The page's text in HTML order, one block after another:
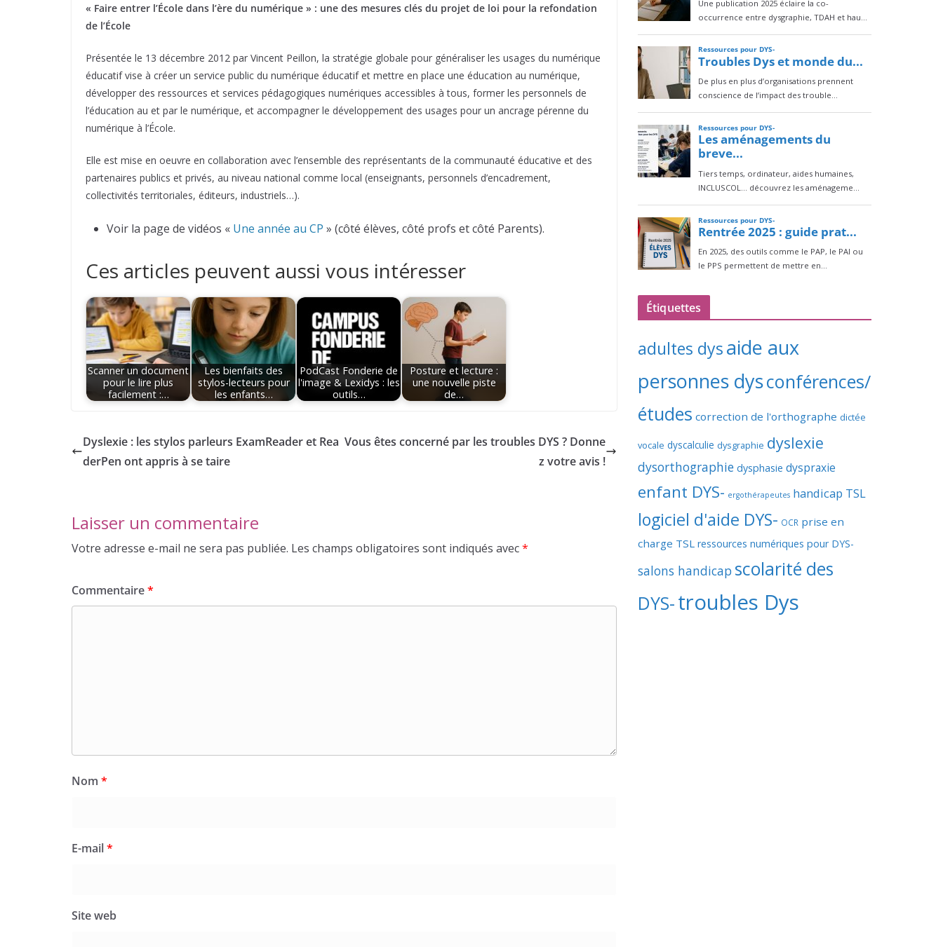
« Faire entrer l’École dans l’ère du numérique » : une des mesures clés du projet de loi pour la refondation
de l’École
Présentée le 13 décembre 2012 par Vincent Peillon, la stratégie globale pour généraliser les usages du numérique
éducatif vise à créer un service public du numérique éducatif et mettre en place une éducation au numérique,
développer des ressources et services pédagogiques numériques accessibles à tous, former les personnels de
l’éducation au et par le numérique, et accompagner le développement des usages pour un ancrage pérenne du
numérique à l’École.
Elle est mise en oeuvre en collaboration avec l’ensemble des représentants de la communauté éducative et des
partenaires publics et privés, au niveau national comme local (enseignants, personnels d’encadrement,
collectivités territoriales, éditeurs, industriels…).
Voir la page de vidéos « Une année au CP » (côté élèves, côté profs et côté Parents).
Ces articles peuvent aussi vous intéresser
Scanner un document
pour le lire plus
facilement :…
Les bienfaits des
stylos-lecteurs pour
les enfants…
PodCast Fonderie de
l'image & Lexidys : les
outils…
Posture et lecture :
une nouvelle piste
de…
Dyslexie : les stylos parleurs ExamReader et Rea
derPen ont appris à se taire
Vous êtes concerné par les troubles DYS ? Donne
z votre avis !
Laisser un commentaire
Votre adresse e-mail ne sera pas publiée. Les champs obligatoires sont indiqués avec*
Commentaire*
Nom *
E-mail*
Site web
Étiquettes
adultes dysaide aux
personnes dysconférences/
études correction de l'orthographe dictée
vocale dyscalculie dysgraphie dyslexie
dysorthographie dysphasie dyspraxie
enfant DYS- ergothérapeutes handicap TSL
logiciel d'aide DYS- OCR prise en
charge TSL ressources numériques pour DYS-
salons handicap scolarité des
DYS-troubles Dys